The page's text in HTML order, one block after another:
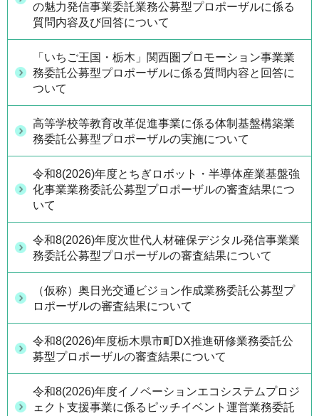
の魅力発信事業委託業務公募型プロポーザルに係る
質問内容及び回答について
「いちご王国・栃木」関西圏プロモーション事業業
務委託公募型プロポーザルに係る質問内容と回答に
ついて
高等学校等教育改革促進事業に係る体制基盤構築業
務委託公募型プロポーザルの実施について
令和8(2026)年度とちぎロボット・半導体産業基盤強
化事業業務委託公募型プロポーザルの審査結果につ
いて
令和8(2026)年度次世代人材確保デジタル発信事業業
務委託公募型プロポーザルの審査結果について
（仮称）奥日光交通ビジョン作成業務委託公募型プ
ロポーザルの審査結果について
令和8(2026)年度栃木県市町DX推進研修業務委託公
募型プロポーザルの審査結果について
令和8(2026)年度イノベーションエコシステムプロジ
ェクト支援事業に係るピッチイベント運営業務委託